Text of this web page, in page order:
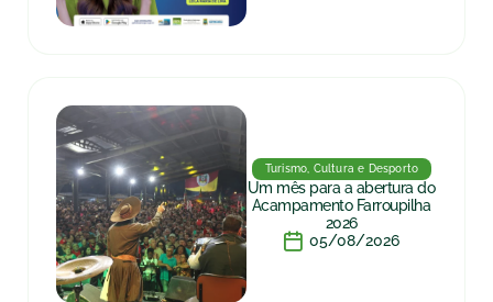
Turismo, Cultura e Desporto
Um mês para a abertura do
Acampamento Farroupilha
2026
05/08/2026